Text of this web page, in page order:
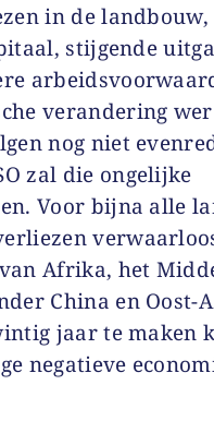
in de landbouw,
stijgende
verandering
nog niet
zal die ongelijke
Voor bijna alle
Afrika, het
China en Oost-
jaar te maken
negatieve